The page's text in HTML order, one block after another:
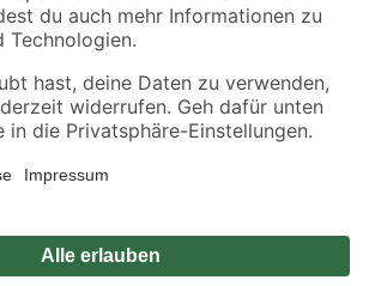
gesetzl. MwSt.. Die dargestellten Angebote sind unter
verfügbar. Die angegebenen Verfügbarkeiten beziehen
reicht.
gilt nicht für Artikel mit Speditionsversand, hier
Impressum
Widerrufsrecht Vertrag widerrufen